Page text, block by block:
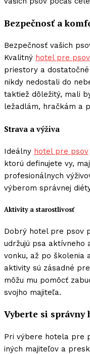
Bezpečnosť a
Bezpečnosť vašich
Kvalitný hotel pre psov
priestory a
nikdy nedostali do
taktiež dôležitý, mali
ležadlám, hračkám a
Strava a výživa
Ideálny hotel pre psov
ktorú definujete vy,
profesionálnych
výberom správnej
Aktivity a starostlivosť
Dobrý hotel pre psov
udržujú psa aktívneho
vonku, až po školenia
aktivity sú zásadné
môžu mu pomôcť
svojho majiteľa.
Vyberte si správny
Pri výbere hotela pre
iných majiteľov a